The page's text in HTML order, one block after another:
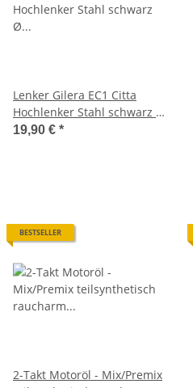
Lenker Gilera EC1 Citta
Hochlenker Stahl schwarz Ø
22mm -OEM-
19,90 € *
BESTSELLER
2-Takt Motoröl - Mix/Premix